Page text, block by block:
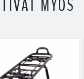
MYÖS